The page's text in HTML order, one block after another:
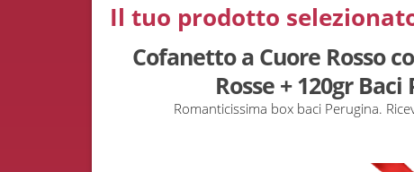
Il tuo prodotto
Cofanetto a Cuore Rosso
Rosse + 120gr
Romanticissima box baci Perugina.